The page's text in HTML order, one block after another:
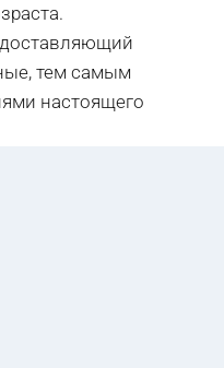
тем самым
настоящего